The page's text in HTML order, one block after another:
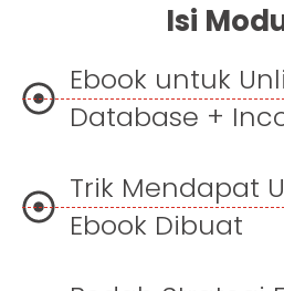
Isi
Ebook untuk
Database +
Trik Mendapat
Ebook Dibuat